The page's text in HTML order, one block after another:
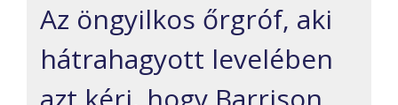
Az öngyilkos őrgróf, aki
hátrahagyott levelében